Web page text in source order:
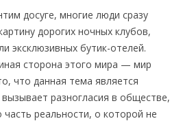
досуге, многие люди сразу
дорогих ночных клубов,
эксклюзивных бутик-отелей.
сторона этого мира — мир
что данная тема является
разногласия в обществе,
реальности, о которой не